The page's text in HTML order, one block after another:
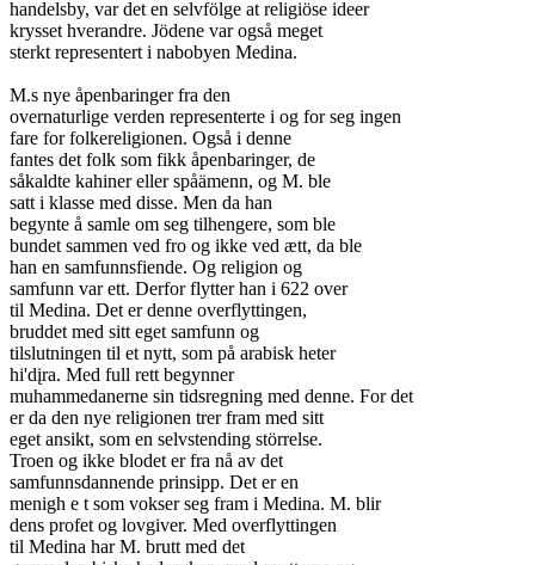
handelsby, var det en selvfölge at religiöse ideer
krysset hverandre. Jödene var også meget
sterkt representert i nabobyen Medina.
M.s nye åpenbaringer fra den
overnaturlige verden representerte i og for seg ingen
fare for folkereligionen. Også i denne
fantes det folk som fikk åpenbaringer, de
såkaldte kahiner eller spåämenn, og M. ble
satt i klasse med disse. Men da han
begynte å samle om seg tilhengere, som ble
bundet sammen ved fro og ikke ved ætt, da ble
han en samfunnsfiende. Og religion og
samfunn var ett. Derfor flytter han i 622 over
til Medina. Det er denne overflyttingen,
bruddet med sitt eget samfunn og
tilslutningen til et nytt, som på arabisk heter
hi'dįra. Med full rett begynner
muhammedanerne sin tidsregning med denne. For det
er da den nye religionen trer fram med sitt
eget ansikt, som en selvstending störrelse.
Troen og ikke blodet er fra nå av det
samfunnsdannende prinsipp. Det er en
menigh e t som vokser seg fram i Medina. M. blir
dens profet og lovgiver. Med overflyttingen
til Medina har M. brutt med det